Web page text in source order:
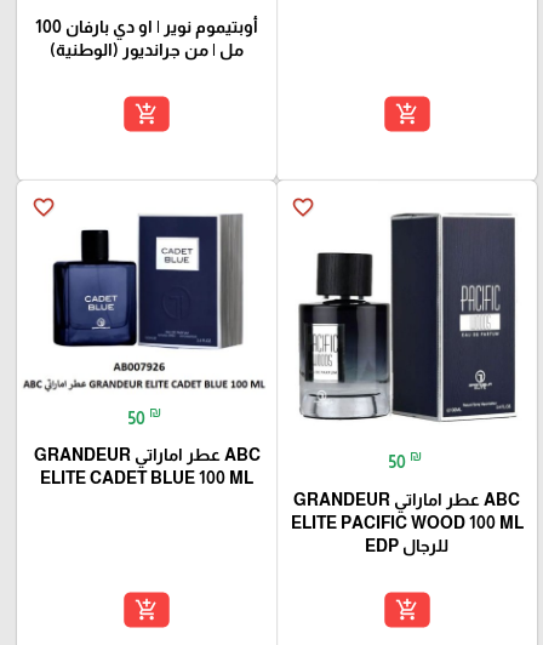
add_shopping_cart
أوبتيموم نوير | او دي بارفان 100
مل | من جرانديور (الوطنية)
add_shopping_cart
favorite_border
50 ₪
ABC عطر اماراتي GRANDEUR
ELITE PACIFIC WOOD 100 ML
للرجال EDP
add_shopping_cart
favorite_border
50 ₪
ABC عطر اماراتي GRANDEUR
ELITE CADET BLUE 100 ML
add_shopping_cart